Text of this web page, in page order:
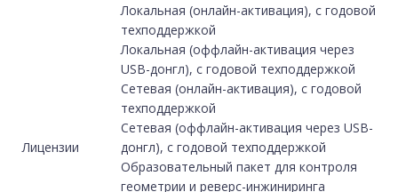
Лицензии
Локальная (онлайн-активация), с годовой
техподдержкой
Локальная (оффлайн-активация через
USB-донгл), с годовой техподдержкой
Сетевая (онлайн-активация), с годовой
техподдержкой
Сетевая (оффлайн-активация через USB-
донгл), с годовой техподдержкой
Образовательный пакет для контроля
геометрии и реверс-инжиниринга